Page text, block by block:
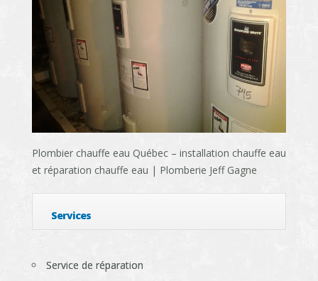
Plombier chauffe eau Québec – installation chauffe eau
et réparation chauffe eau | Plomberie Jeff Gagne
Services
Service de réparation